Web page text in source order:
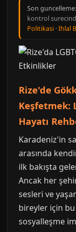
Son guncelleme:
kontrol
Politikasi ·Ihlal
Rize'de
Keşfetmek:
Hayatı
Karadeniz'in
arasında
ilk bakışta
Ancak her
sesleri ve
bireyler için bu
sosyalleşme